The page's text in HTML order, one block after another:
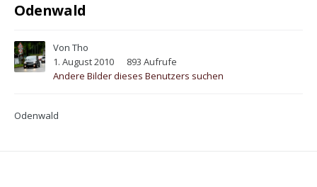
Odenwald
Von Tho
1. August 2010
893 Aufrufe
Andere Bilder dieses Benutzers suchen
Odenwald